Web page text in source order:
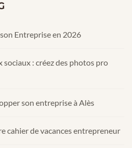
son Entreprise en 2026
sociaux : créez des photos pro
son entreprise à Alès
cahier de vacances entrepreneur